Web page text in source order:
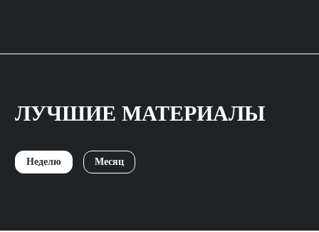
ЛУЧШИЕ МАТЕРИАЛЫ
Неделю Месяц